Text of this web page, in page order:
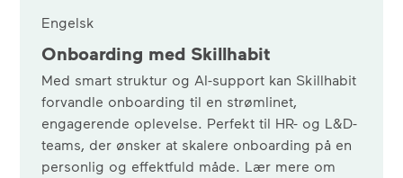
Engelsk
Onboarding med Skillhabit
Med smart struktur og AI-support kan Skillhabit
forvandle onboarding til en strømlinet,
engagerende oplevelse. Perfekt til HR- og L&D-
teams, der ønsker at skalere onboarding på en
personlig og effektfuld måde. Lær mere om